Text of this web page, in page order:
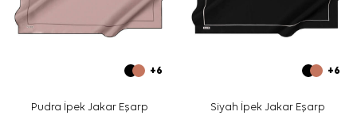
Bakımı nasıl yapılmalıdır?
+6
Pudra İpek Jakar Eşarp
+6
Siyah İpek Jakar Eşarp